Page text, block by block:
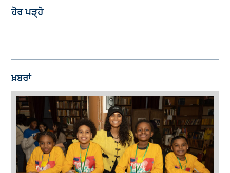
ਹੋਰ ਪੜ੍ਹੋ
ਖ਼ਬਰਾਂ